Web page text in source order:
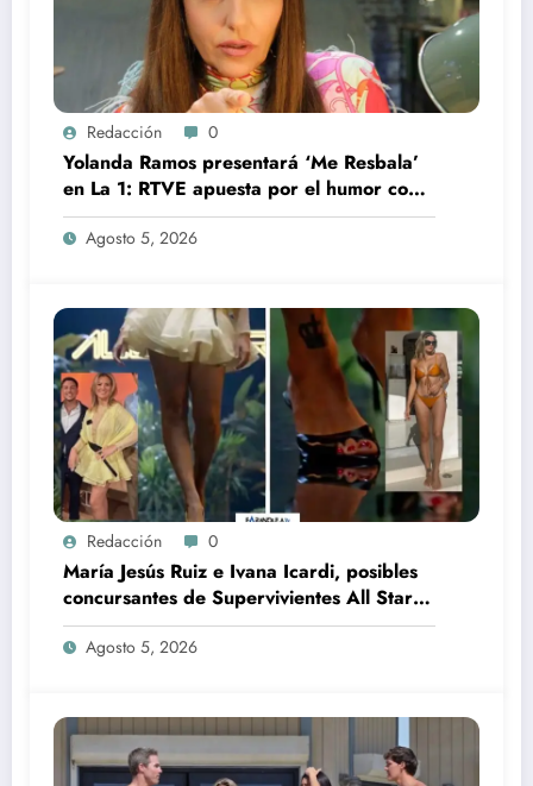
Redacción 0
Yolanda Ramos presentará ‘Me Resbala’
en La 1: RTVE apuesta por el humor con
una de sus grandes estrellas
Agosto 5, 2026
Redacción 0
María Jesús Ruiz e Ivana Icardi, posibles
concursantes de Supervivientes All Stars
3
Agosto 5, 2026